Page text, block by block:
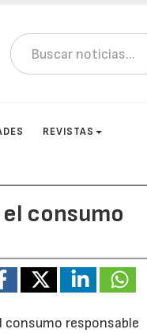
REVISTAS
consumo
consumo responsable